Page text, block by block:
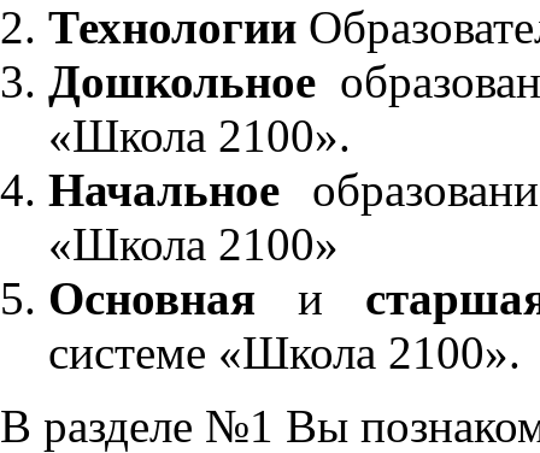
Технологии
Дошкольное
«Школа 2100».
Начальное
«Школа 2100»
Основнаяи
системе «Школа 2100».
В разделе №1 Вы